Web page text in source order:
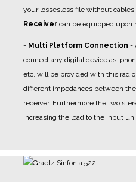
your lossesless file without cables
Receiver can be equipped upon
- Multi Platform Connection -
connect any digital device as
etc. will be provided with this
different impedances between
receiver. Furthermore the two
increasing the load to the input